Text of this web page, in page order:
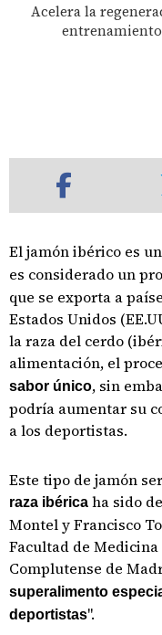
Acelera la
El jamón ibérico es
es considerado un
que se exporta a
Estados Unidos
la raza del cerdo
alimentación, el
sabor único, sin
podría aumentar su
a los deportistas.
Este tipo de jamón
raza ibérica ha sido
Montel y Francisco
Facultad de
Complutense de
superalimento
deportistas".